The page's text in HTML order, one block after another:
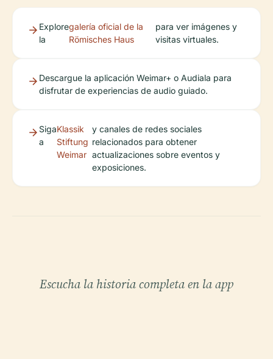
Explore
la
galería oficial de la
Römisches Haus
para ver imágenes y
visitas virtuales.
Descargue la aplicación Weimar+ o Audiala para
disfrutar de experiencias de audio guiado.
Siga
a
Klassik
Stiftung
Weimar
y canales de redes sociales
relacionados para obtener
actualizaciones sobre eventos y
exposiciones.
Escucha la historia completa en la app